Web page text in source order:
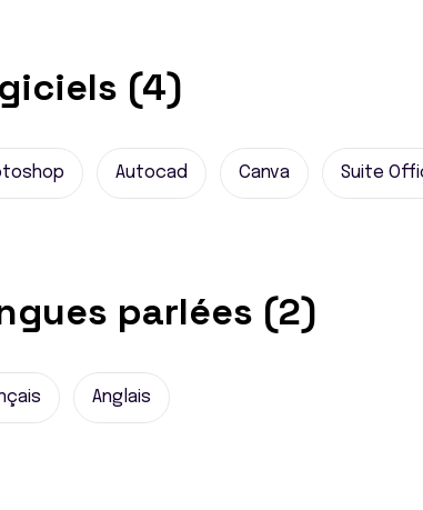
(4)
Autocad Canva Suite
parlées (2)
Anglais